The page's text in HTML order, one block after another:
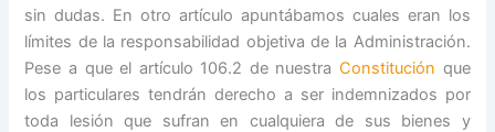
sin dudas. En otro artículo apuntábamos cuales eran los
límites de la responsabilidad objetiva de la Administración.
Pese a que el artículo 106.2 de nuestra Constitución que
los particulares tendrán derecho a ser indemnizados por
toda lesión que sufran en cualquiera de sus bienes y